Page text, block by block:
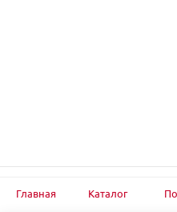
Главная Каталог